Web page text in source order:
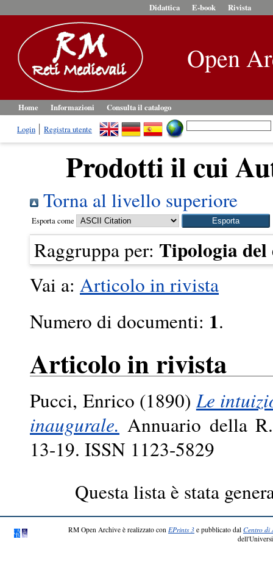
Didattica E-book Rivista
Open
Home Informazioni
Consulta il catalogo
Login
Registra utente
Prodotti il cui
Torna al livello superiore
Esporta come
Raggruppa per: Tipologia del
Vai a: Articolo in rivista
Numero di documenti: 1.
Articolo in rivista
Pucci, Enrico (1890)Le
inaugurale. Annuario della
13-19. ISSN 1123-5829
Questa lista è stata
RM Open Archive è realizzato con EPrints 3 e pubblicato dal Centro di